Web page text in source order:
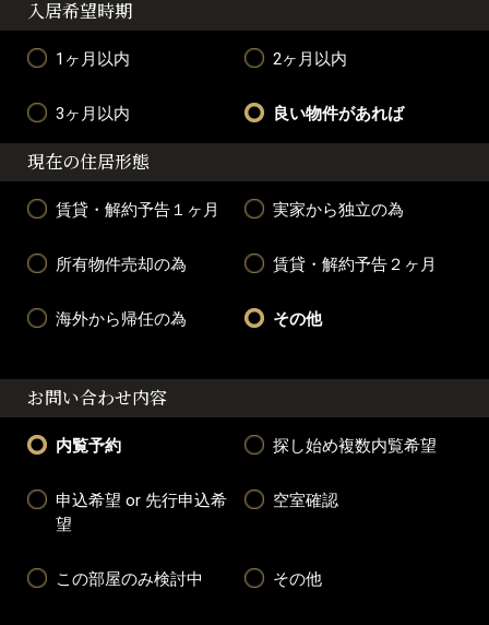
入居希望時期
1ヶ月以内 2ヶ月以内
3ヶ月以内 良い物件があれば
現在の住居形態
賃貸・解約予告１ヶ月 実家から独立の為
所有物件売却の為 賃貸・解約予告２ヶ月
海外から帰任の為 その他
お問い合わせ内容
内覧予約 探し始め複数内覧希望
申込希望 or 先行申込希
望
空室確認
この部屋のみ検討中 その他